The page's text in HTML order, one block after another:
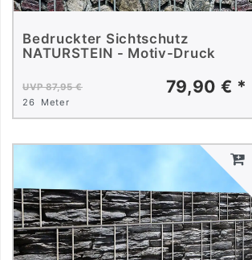
Bedruckter Sichtschutz
NATURSTEIN - Motiv-Druck
UVP 87,95 € 79,90 € *
26 Meter